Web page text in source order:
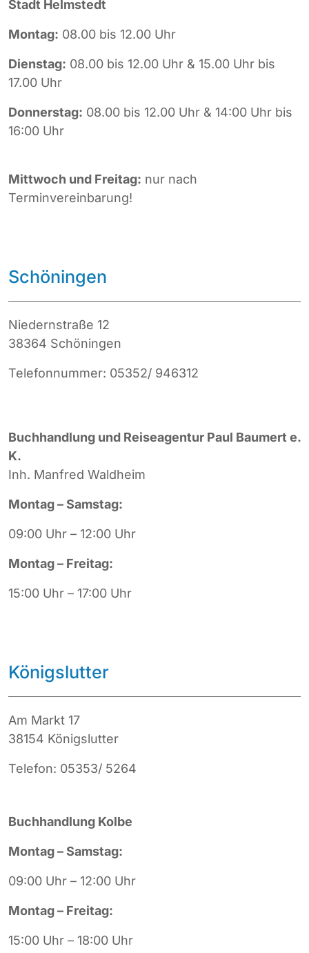
Stadt Helmstedt
Montag: 08.00 bis 12.00 Uhr
Dienstag: 08.00 bis 12.00 Uhr & 15.00 Uhr bis
17.00 Uhr
Donnerstag: 08.00 bis 12.00 Uhr & 14:00 Uhr bis
16:00 Uhr
Mittwoch und Freitag: nur nach
Terminvereinbarung!
Schöningen
Niedernstraße 12
38364 Schöningen
Telefonnummer: 05352/ 946312
Buchhandlung und Reiseagentur Paul Baumert e.
K.
Inh. Manfred Waldheim
Montag – Samstag:
09:00 Uhr – 12:00 Uhr
Montag – Freitag:
15:00 Uhr – 17:00 Uhr
Königslutter
Am Markt 17
38154 Königslutter
Telefon: 05353/ 5264
Buchhandlung Kolbe
Montag – Samstag:
09:00 Uhr – 12:00 Uhr
Montag – Freitag:
15:00 Uhr – 18:00 Uhr